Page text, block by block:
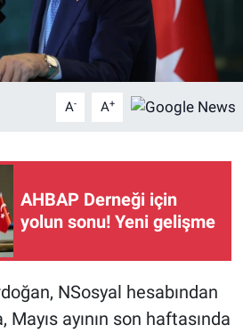
A- A+
AHBAP Derneği için
yolun sonu! Yeni gelişme
NSosyal hesabından
Mayıs ayının son haftasında